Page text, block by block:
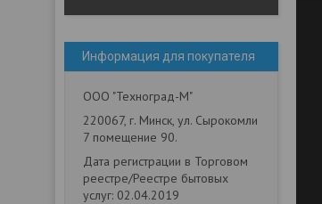
Информация для покупателя
ООО "Техноград-М"
220067, г. Минск, ул. Сырокомли
7 помещение 90.
Дата регистрации в Торговом
реестре/Реестре бытовых
услуг: 02.04.2019